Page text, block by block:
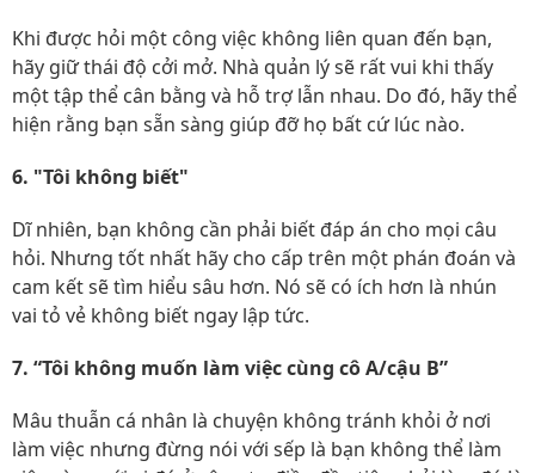
Khi được hỏi một công việc không liên quan đến bạn,
hãy giữ thái độ cởi mở. Nhà quản lý sẽ rất vui khi thấy
một tập thể cân bằng và hỗ trợ lẫn nhau. Do đó, hãy thể
hiện rằng bạn sẵn sàng giúp đỡ họ bất cứ lúc nào.
6. "Tôi không biết"
Dĩ nhiên, bạn không cần phải biết đáp án cho mọi câu
hỏi. Nhưng tốt nhất hãy cho cấp trên một phán đoán và
cam kết sẽ tìm hiểu sâu hơn. Nó sẽ có ích hơn là nhún
vai tỏ vẻ không biết ngay lập tức.
7. “Tôi không muốn làm việc cùng cô A/cậu B”
Mâu thuẫn cá nhân là chuyện không tránh khỏi ở nơi
làm việc nhưng đừng nói với sếp là bạn không thể làm